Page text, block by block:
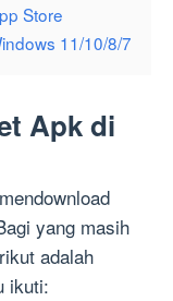
Store
11/10/8/7
Apk di
yang masih
adalah
ikuti: